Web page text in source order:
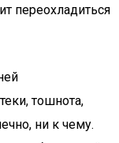
переохладиться
тошнота,
ни к чему.